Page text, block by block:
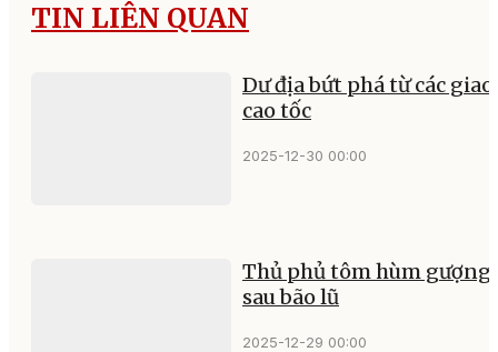
TIN LIÊN QUAN
Dư địa bứt phá từ các
cao tốc
2025-12-30 00:00
Thủ phủ tôm hùm gượng
sau bão lũ
2025-12-29 00:00